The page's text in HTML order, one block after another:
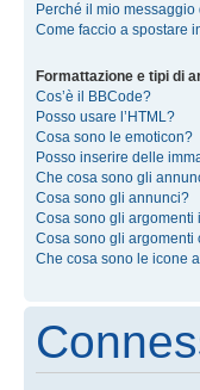
Perché il mio
Come faccio a spostare
Formattazione e tipi di
Cos’è il BBCode?
Posso usare l’HTML?
Cosa sono le emoticon?
Posso inserire delle
Che cosa sono gli
Cosa sono gli annunci?
Cosa sono gli argomenti
Cosa sono gli argomenti
Che cosa sono le icone